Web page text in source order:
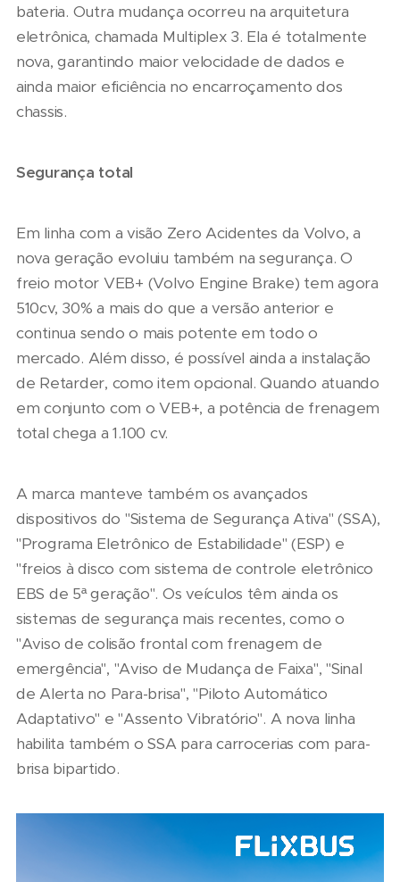
bateria. Outra mudança ocorreu na arquitetura
eletrônica, chamada Multiplex 3. Ela é totalmente
nova, garantindo maior velocidade de dados e
ainda maior eficiência no encarroçamento dos
chassis.
Segurança total
Em linha com a visão Zero Acidentes da Volvo, a
nova geração evoluiu também na segurança. O
freio motor VEB+ (Volvo Engine Brake) tem agora
510cv, 30% a mais do que a versão anterior e
continua sendo o mais potente em todo o
mercado. Além disso, é possível ainda a instalação
de Retarder, como item opcional. Quando atuando
em conjunto com o VEB+, a potência de frenagem
total chega a 1.100 cv.
A marca manteve também os avançados
dispositivos do "Sistema de Segurança Ativa" (SSA),
"Programa Eletrônico de Estabilidade" (ESP) e
"freios à disco com sistema de controle eletrônico
EBS de 5ª geração". Os veículos têm ainda os
sistemas de segurança mais recentes, como o
"Aviso de colisão frontal com frenagem de
emergência", "Aviso de Mudança de Faixa", "Sinal
de Alerta no Para-brisa", "Piloto Automático
Adaptativo" e "Assento Vibratório". A nova linha
habilita também o SSA para carrocerias com para-
brisa bipartido.